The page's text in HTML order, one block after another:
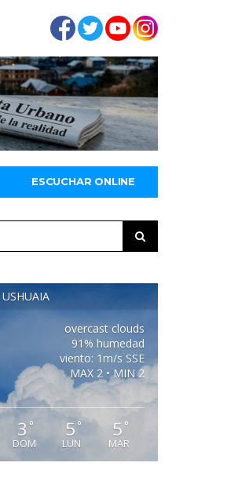
ESCUCHAR ONLINE
USHUAIA
overcast clouds
91% humedad
viento: 1m/s SSE
MAX 2 • MIN 2
3 °
DOM
5 °
LUN
5 °
MAR